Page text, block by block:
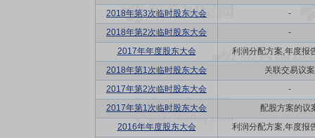
2018年第3次临时股东大会
-
2018年第2次临时股东大会
-
2017年年度股东大会
利润分配方案,年度报
2018年第1次临时股东大会
关联交易议案
2017年第2次临时股东大会
-
2017年第1次临时股东大会
配股方案的议
2016年年度股东大会
利润分配方案,年度报